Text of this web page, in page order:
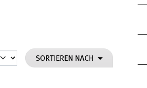
SORTIEREN NACH